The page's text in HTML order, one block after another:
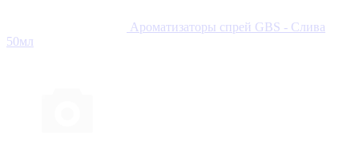
Ароматизаторы спрей GBS - Слива
50мл